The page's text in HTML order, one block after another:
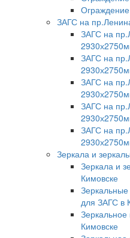
ЗАГС на
ЗАГС на
ЗАГС на
ЗАГС на
ЗАГС на
ЗАГС на
Зеркала и
Зеркала и
Кимовске
для ЗАГС в
Кимовске